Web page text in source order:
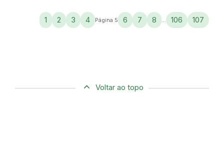
1 2 3 4 Página 5 6 7 8 ... 106 107
Voltar ao topo